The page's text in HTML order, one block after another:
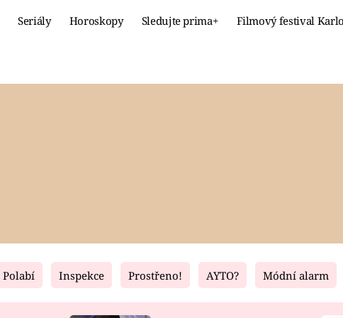
Seriály Horoskopy Sledujte prima+ Filmový festival
Fresh Living
Polabí Inspekce Prostřeno! AYTO? Módní alarm